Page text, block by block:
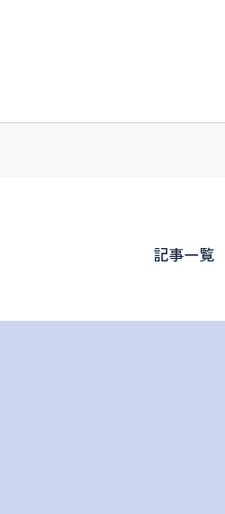
記事一覧